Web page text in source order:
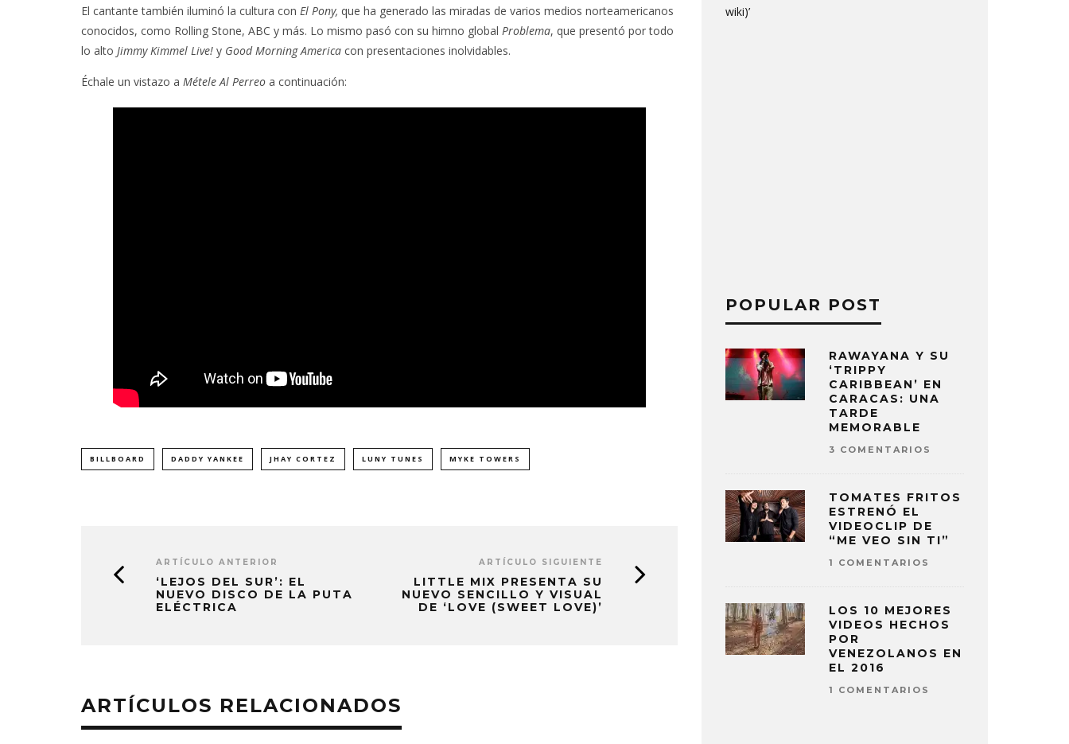
El cantante también iluminó la cultura con El Pony, que ha generado las miradas de varios medios norteamericanos
conocidos, como Rolling Stone, ABC y más. Lo mismo pasó con su himno global Problema, que presentó por todo
lo alto Jimmy Kimmel Live! y Good Morning America con presentaciones inolvidables.
Échale un vistazo a Métele Al Perreo a continuación:
BILLBOARD DADDY YANKEE JHAY CORTEZ LUNY TUNES MYKE TOWERS
ARTÍCULO ANTERIOR
‘LEJOS DEL SUR’: EL
NUEVO DISCO DE LA PUTA
ELÉCTRICA
ARTÍCULO SIGUIENTE
LITTLE MIX PRESENTA SU
NUEVO SENCILLO Y VISUAL
DE ‘LOVE (SWEET LOVE)’
ARTÍCULOS RELACIONADOS
wiki)’
POPULAR POST
RAWAYANA Y SU
‘TRIPPY
CARIBBEAN’ EN
CARACAS: UNA
TARDE
MEMORABLE
3 COMENTARIOS
TOMATES FRITOS
ESTRENÓ EL
VIDEOCLIP DE
“ME VEO SIN TI”
1 COMENTARIOS
LOS 10 MEJORES
VIDEOS HECHOS
POR
VENEZOLANOS EN
EL 2016
1 COMENTARIOS